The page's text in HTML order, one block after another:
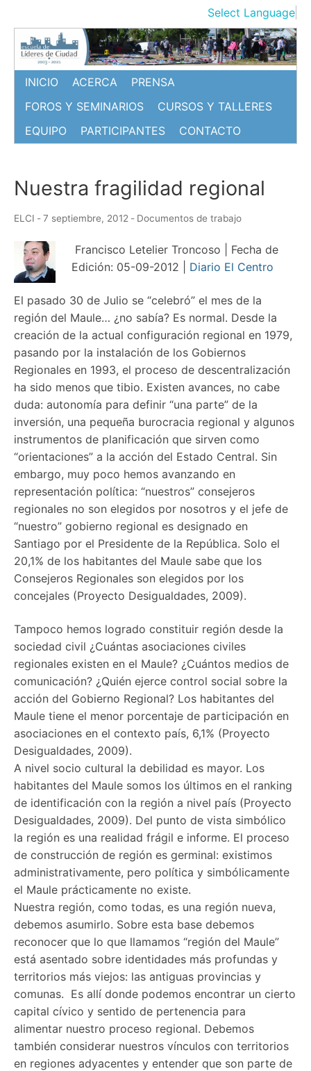
contenido
Select Language
INICIO ACERCA
PRENSA
FOROS Y SEMINARIOS
CURSOS Y TALLERES
EQUIPO
PARTICIPANTES CONTACTO
Nuestra fragilidad regional
ELCI -7 septiembre, 2012 - Documentos de trabajo
Francisco Letelier Troncoso | Fecha de
Edición: 05-09-2012 | Diario El Centro
El pasado 30 de Julio se “celebró” el mes de la
región del Maule… ¿no sabía? Es normal. Desde la
creación de la actual configuración regional en 1979,
pasando por la instalación de los Gobiernos
Regionales en 1993, el proceso de descentralización
ha sido menos que tibio. Existen avances, no cabe
duda: autonomía para definir “una parte” de la
inversión, una pequeña burocracia regional y algunos
instrumentos de planificación que sirven como
“orientaciones” a la acción del Estado Central. Sin
embargo, muy poco hemos avanzando en
representación política: “nuestros” consejeros
regionales no son elegidos por nosotros y el jefe de
“nuestro” gobierno regional es designado en
Santiago por el Presidente de la República. Solo el
20,1% de los habitantes del Maule sabe que los
Consejeros Regionales son elegidos por los
concejales (Proyecto Desigualdades, 2009).
Tampoco hemos logrado constituir región desde la
sociedad civil ¿Cuántas asociaciones civiles
regionales existen en el Maule? ¿Cuántos medios de
comunicación? ¿Quién ejerce control social sobre la
acción del Gobierno Regional? Los habitantes del
Maule tiene el menor porcentaje de participación en
asociaciones en el contexto país, 6,1% (Proyecto
Desigualdades, 2009).
A nivel socio cultural la debilidad es mayor. Los
habitantes del Maule somos los últimos en el ranking
de identificación con la región a nivel país (Proyecto
Desigualdades, 2009). Del punto de vista simbólico
la región es una realidad frágil e informe. El proceso
de construcción de región es germinal: existimos
administrativamente, pero política y simbólicamente
el Maule prácticamente no existe.
Nuestra región, como todas, es una región nueva,
debemos asumirlo. Sobre esta base debemos
reconocer que lo que llamamos “región del Maule”
está asentado sobre identidades más profundas y
territorios más viejos: las antiguas provincias y
comunas. Es allí donde podemos encontrar un cierto
capital cívico y sentido de pertenencia para
alimentar nuestro proceso regional. Debemos
también considerar nuestros vínculos con territorios
en regiones adyacentes y entender que son parte de